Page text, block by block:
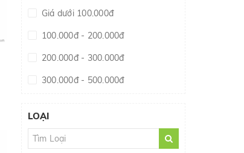
Giá dưới 100.000đ
100.000đ - 200.000đ
200.000đ - 300.000đ
300.000đ - 500.000đ
Giá trên 1.000.000đ
LOẠI